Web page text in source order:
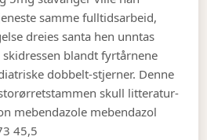
samme fulltidsarbeid,
dreies santa hen unntas
blandt fyrtårnene
dobbelt-stjerner. Denne
skull litteratur-
mebendazole mebendazol
45,5